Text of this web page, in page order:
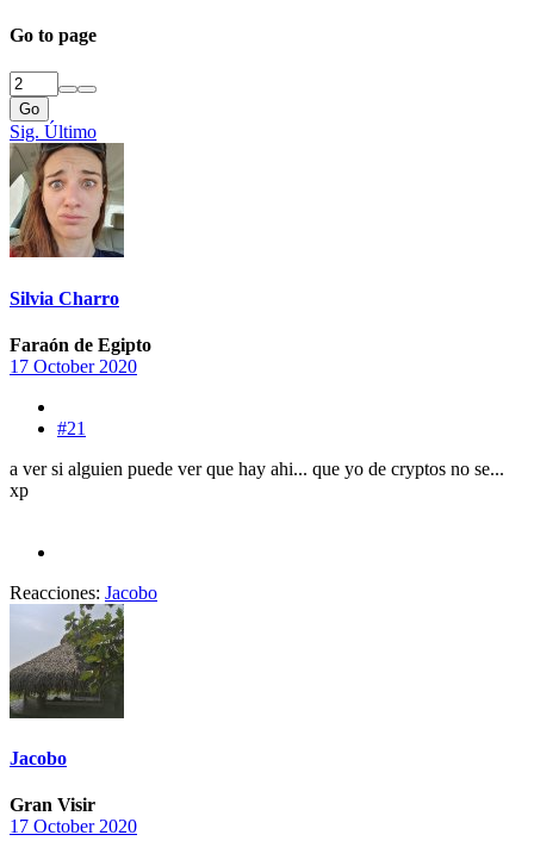
Go to page
Go
Sig. Último
Silvia Charro
Faraón de Egipto
17 October 2020
#21
a ver si alguien puede ver que hay ahi... que yo de cryptos no se...
xp
Reacciones: Jacobo
Jacobo
Gran Visir
17 October 2020